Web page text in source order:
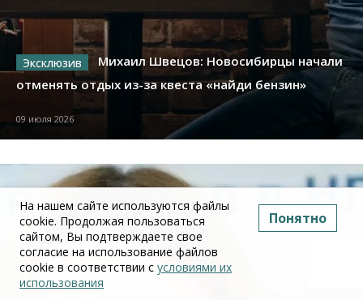
Михаил Швецов: Новосибирцы начали
отменять отдых из-за квеста «найди бензин»
09 июля 2026
На нашем сайте используются файлы
cookie. Продолжая пользоваться
сайтом, Вы подтверждаете свое
согласие на использование файлов
cookie в соответствии с условиями их
использования
Понятно